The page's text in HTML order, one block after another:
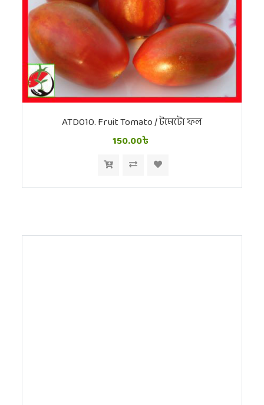
ATD010. Fruit Tomato / টমেটো ফল
150.00৳